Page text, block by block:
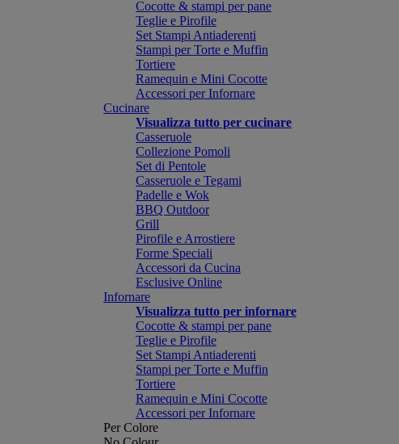
Cocotte & stampi per pane
Teglie e Pirofile
Set Stampi Antiaderenti
Stampi per Torte e Muffin
Tortiere
Ramequin e Mini Cocotte
Accessori per Infornare
Cucinare
Visualizza tutto per cucinare
Casseruole
Collezione Pomoli
Set di Pentole
Casseruole e Tegami
Padelle e Wok
BBQ Outdoor
Grill
Pirofile e Arrostiere
Forme Speciali
Accessori da Cucina
Esclusive Online
Infornare
Visualizza tutto per infornare
Cocotte & stampi per pane
Teglie e Pirofile
Set Stampi Antiaderenti
Stampi per Torte e Muffin
Tortiere
Ramequin e Mini Cocotte
Accessori per Infornare
Per Colore